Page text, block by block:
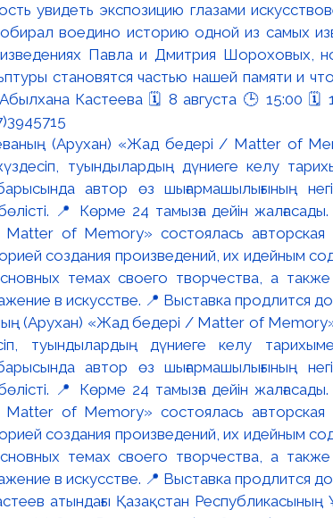
увидеть экспозицию глазами
воедино историю одной из самых
Павла и Дмитрия Шороховых,
становятся частью нашей памяти и
Кастеева 🗓 8 августа 🕒 15:00 🗓
(Арухан) «Жад бедері / Matter of
туындылардың дүниеге келу
автор өз шығармашылығының
📍 Көрме 24 тамызға дейін
of Memory» состоялась авторская
создания произведений, их идейным
темах своего творчества, а
в искусстве. 📍 Выставка продлится до